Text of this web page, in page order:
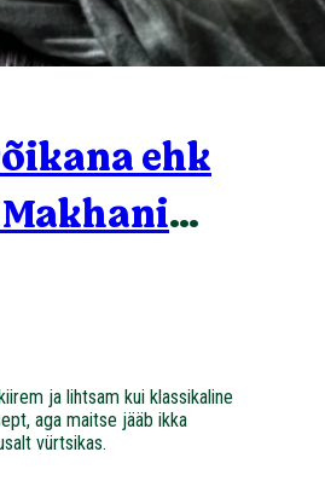
ehk
ja lihtsam kui klassikaline
aga maitse jääb ikka
vürtsikas.